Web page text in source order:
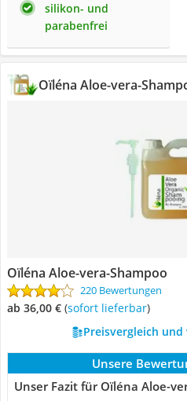
silikon- und
parabenfrei
Oïléna Aloe-vera-
Oïléna Aloe-vera-Shampoo
220 Bewertungen
ab 36,00 € ( Sofort lieferbar)
Preisvergleich
Unsere
Unser Fazit für Oïléna Aloe-